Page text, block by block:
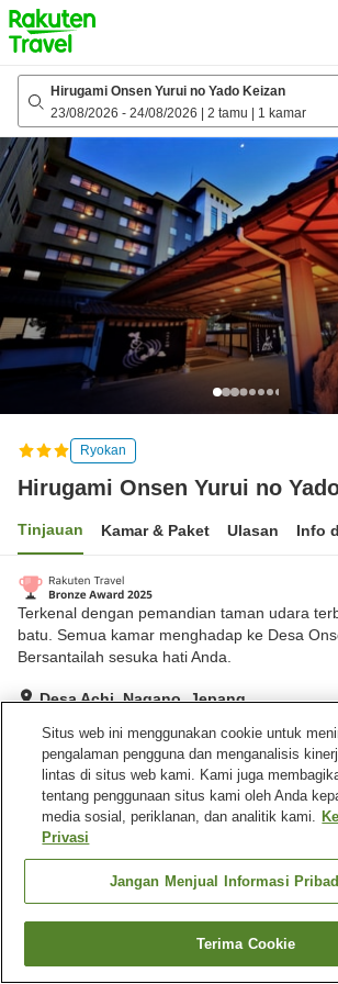
to
top
page
Hirugami Onsen Yurui no Yado Keizan
23/08/2026 - 24/08/2026 2 tamu 1 kamar
Ryokan
Hirugami Onsen Yurui no
Tinjauan Kamar & Paket Ulasan Info
Terkenal dengan pemandian taman udara
batu. Semua kamar menghadap ke Desa
Bersantailah sesuka hati Anda.
Desa Achi, Nagano, Jepang
Hebat Ulasan:277
Fasilitas properti
Spa / Salon kecantikan
Kafe
Hirugami Onsen Yurui no Yado Keizan
Cari kamar
Situs web ini menggunakan cookie untuk
pengalaman pengguna dan menganalisis
lintas di situs web kami. Kami juga
tentang penggunaan situs kami oleh Anda
media sosial, periklanan, dan analitik kami.
Privasi
Jangan Menjual Informasi
Terima Cookie